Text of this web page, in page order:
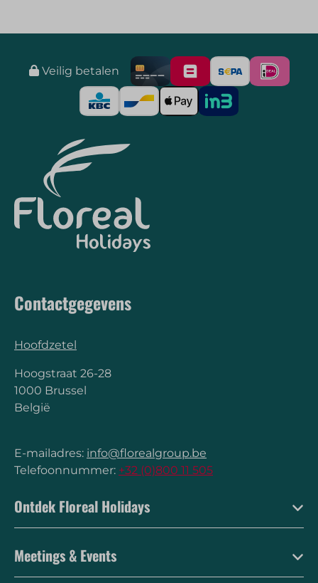
Veilig betalen
Contactgegevens
Hoofdzetel
Hoogstraat 26-28
1000 Brussel
België
E-mailadres: info@florealgroup.be
Telefoonnummer: +32 (0)800 11 505
Ontdek Floreal Holidays
Meetings & Events